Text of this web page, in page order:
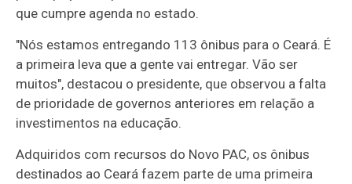
que cumpre agenda no estado.
"Nós estamos entregando 113 ônibus para o Ceará. É
a primeira leva que a gente vai entregar. Vão ser
muitos", destacou o presidente, que observou a falta
de prioridade de governos anteriores em relação a
investimentos na educação.
Adquiridos com recursos do Novo PAC, os ônibus
destinados ao Ceará fazem parte de uma primeira